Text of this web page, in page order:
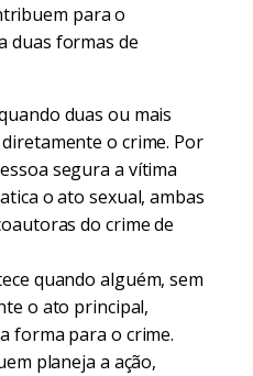
para o
duas formas de
duas ou mais
o crime. Por
segura a vítima
o ato sexual, ambas
do crime de
quando alguém, sem
o ato principal,
forma para o crime.
planeja a ação,